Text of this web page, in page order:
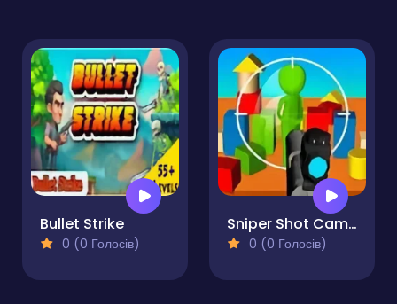
Bullet Strike
0 (0 Голосів)
Sniper Shot Camo Enemies
0 (0 Голосів)